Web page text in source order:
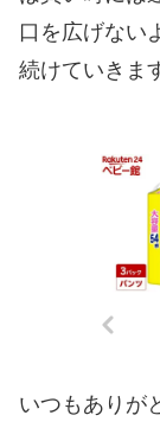
口を広げない
続けていきま
いつもありが